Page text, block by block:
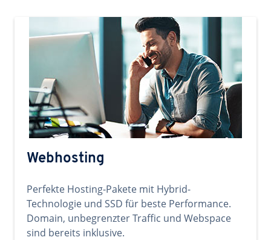
Webhosting
Perfekte Hosting-Pakete mit Hybrid-
Technologie und SSD für beste Performance.
Domain, unbegrenzter Traffic und Webspace
sind bereits inklusive.